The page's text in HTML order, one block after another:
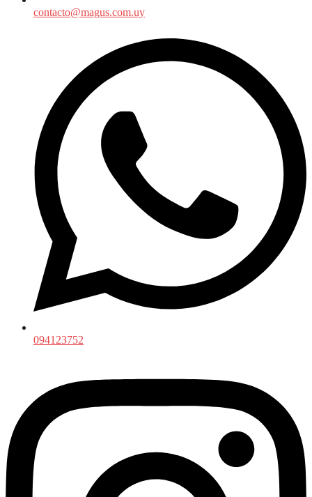
contacto@magus.com.uy
094123752